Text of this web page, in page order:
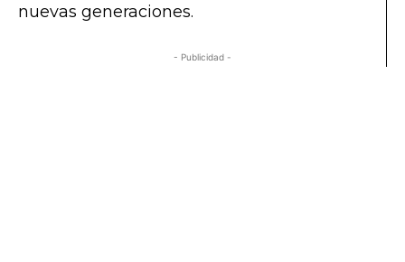
nuevas generaciones.
- Publicidad -